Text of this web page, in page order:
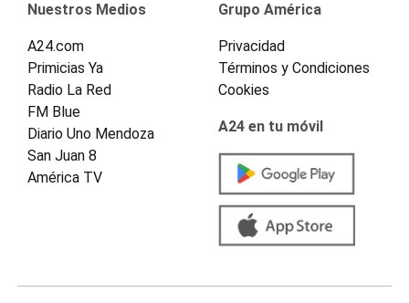
Nuestros Medios
A24.com
Primicias Ya
Radio La Red
FM Blue
Diario Uno Mendoza
San Juan 8
América TV
Grupo América
Privacidad
Términos y Condiciones
Cookies
A24 en tu móvil